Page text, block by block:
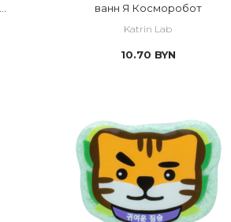
ванн Я Косморобот
Katrin Lab
10.70 BYN